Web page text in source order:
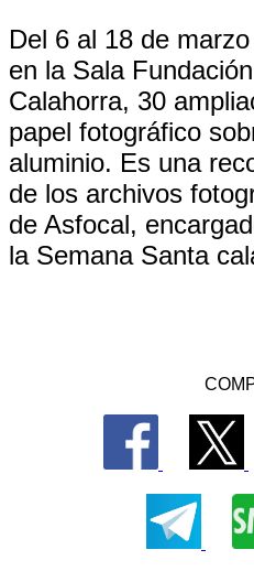
Del 6 al 18 de
en la Sala
Calahorra, 30
papel fotográfico
aluminio. Es una
de los archivos
de Asfocal,
la Semana Santa